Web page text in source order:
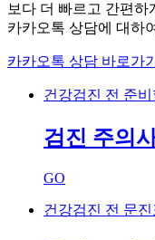
보다 더 빠르고 간편
카카오톡 상담에 대하
카카오톡 상담 바로가기
건강검진 전 준비
검진 주의
GO
건강검진 전 문진